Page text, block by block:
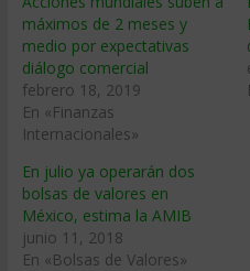
máximos de 2 meses y
medio por expectativas
diálogo comercial
febrero 18, 2019
En «Finanzas
Internacionales»
En julio ya operarán dos
bolsas de valores en
México, estima la AMIB
junio 11, 2018
En «Bolsas de Valores»